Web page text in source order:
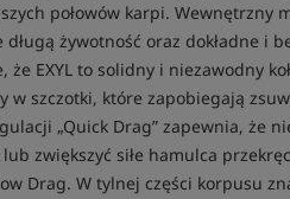
połowów karpi. Wewnętrzny
żywotność oraz dokładne i
że EXYL to solidny i niezawodny
w szczotki, które zapobiegają
„Quick Drag” zapewnia, że
zwiększyć siłe hamulca
Drag. W tylnej części korpusu